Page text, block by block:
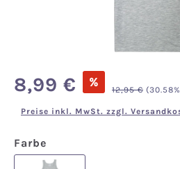
Verkaufspreis:
8,99 € % Regulärer Preis:
12,95 €
Preise inkl. MwSt. zzgl.
Farbe